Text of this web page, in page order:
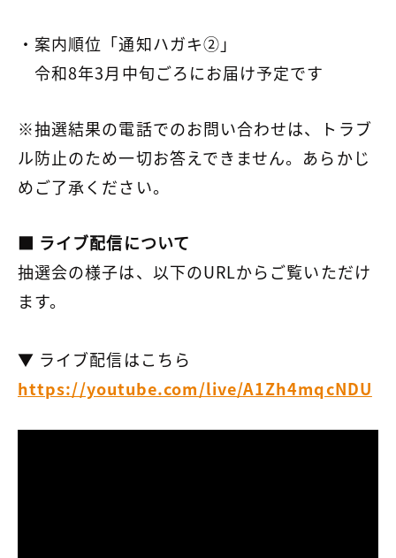
・案内順位「通知ハガキ②」
令和8年3月中旬ごろにお届け予定です
※抽選結果の電話でのお問い合わせは、トラブ
ル防止のため一切お答えできません。あらかじ
めご了承ください。
■ ライブ配信について
抽選会の様子は、以下のURLからご覧いただけ
ます。
▼ ライブ配信はこちら
https://youtube.com/live/A1Zh4mqcNDU